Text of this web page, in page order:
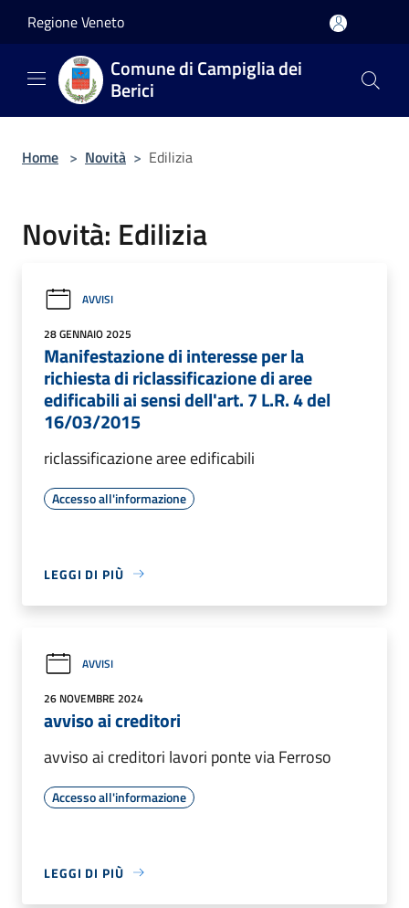
Regione Veneto
Comune di Campiglia dei
Berici
Home > Novità > Edilizia
Novità: Edilizia
AVVISI
28 GENNAIO 2025
Manifestazione di interesse per la
richiesta di riclassificazione di aree
edificabili ai sensi dell'art. 7 L.R. 4 del
16/03/2015
riclassificazione aree edificabili
Accesso all'informazione
LEGGI DI PIÙ
AVVISI
26 NOVEMBRE 2024
avviso ai creditori
avviso ai creditori lavori ponte via Ferroso
Accesso all'informazione
LEGGI DI PIÙ